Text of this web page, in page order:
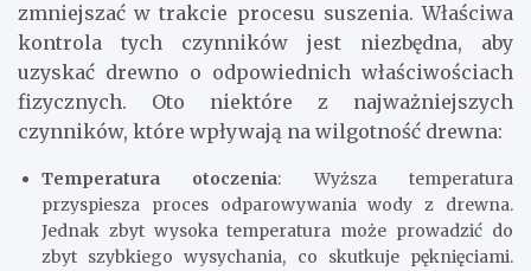
zmniejszać w trakcie procesu suszenia. Właściwa
kontrola tych czynników jest niezbędna, aby
uzyskać drewno o odpowiednich właściwościach
fizycznych. Oto niektóre z najważniejszych
czynników, które wpływają na wilgotność drewna:
Temperatura otoczenia: Wyższa temperatura
przyspiesza proces odparowywania wody z drewna.
Jednak zbyt wysoka temperatura może prowadzić do
zbyt szybkiego wysychania, co skutkuje pęknięciami.